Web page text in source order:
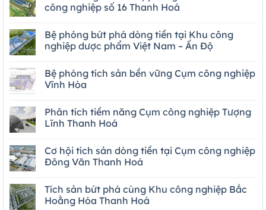
công nghiệp số 16 Thanh Hoá
Bệ phóng bứt phá dòng tiền tại Khu công
nghiệp dược phẩm Việt Nam – Ấn Độ
Bệ phóng tích sản bền vững Cụm công nghiệp
Vĩnh Hòa
Phân tích tiềm năng Cụm công nghiệp Tượng
Lĩnh Thanh Hoá
Cơ hội tích sản dòng tiền tại Cụm công nghiệp
Đông Văn Thanh Hoá
Tích sản bứt phá cùng Khu công nghiệp Bắc
Hoằng Hóa Thanh Hoá